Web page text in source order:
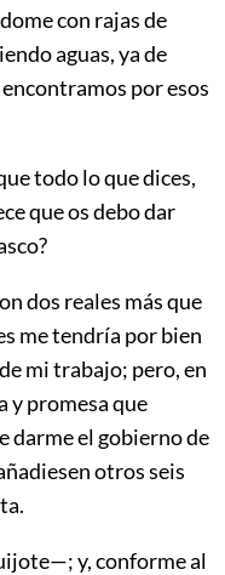
con rajas de
aguas, ya de
por esos
todo lo que dices,
que os debo dar
dos reales más que
me tendría por bien
mi trabajo; pero, en
y promesa que
darme el gobierno de
otros seis
y, conforme al